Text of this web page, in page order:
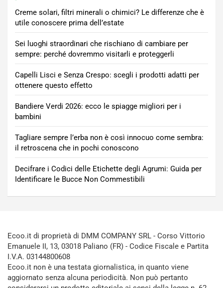
Creme solari, filtri minerali o chimici? Le differenze che è
utile conoscere prima dell’estate
Sei luoghi straordinari che rischiano di cambiare per
sempre: perché dovremmo visitarli e proteggerli
Capelli Lisci e Senza Crespo: scegli i prodotti adatti per
ottenere questo effetto
Bandiere Verdi 2026: ecco le spiagge migliori per i
bambini
Tagliare sempre l’erba non è così innocuo come sembra:
il retroscena che in pochi conoscono
Decifrare i Codici delle Etichette degli Agrumi: Guida per
Identificare le Bucce Non Commestibili
Ecoo.it di proprietà di DMM COMPANY SRL - Corso Vittorio
Emanuele II, 13, 03018 Paliano (FR) - Codice Fiscale e Partita
I.V.A. 03144800608
Ecoo.it non è una testata giornalistica, in quanto viene
aggiornato senza alcuna periodicità. Non può pertanto